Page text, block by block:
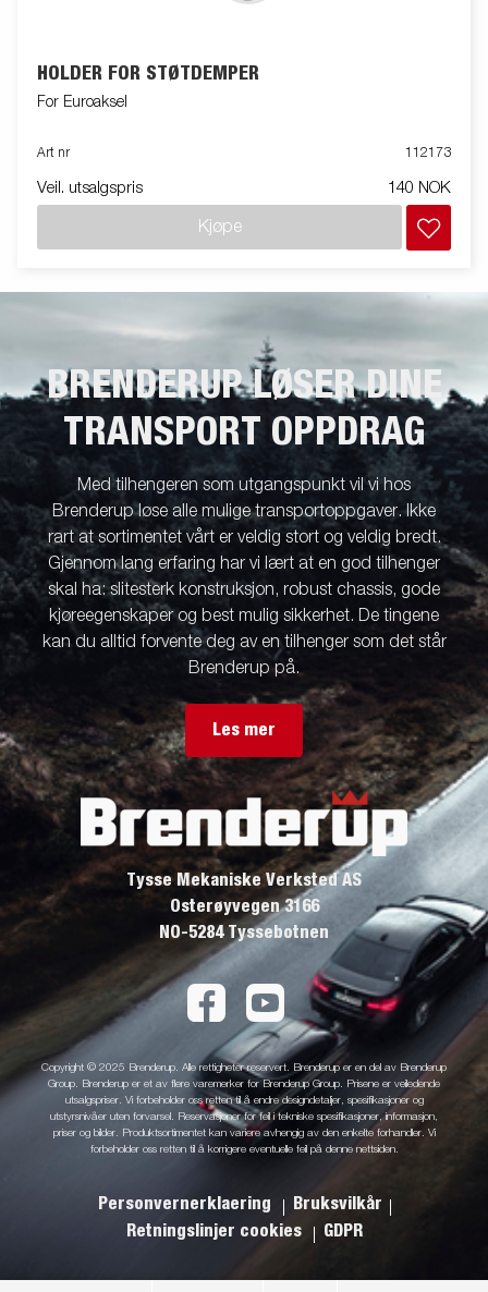
HOLDER FOR STØTDEMPER
For Euroaksel
Art nr 112173
Veil. utsalgspris 140 NOK
Kjøpe
BRENDERUP LØSER DINE
TRANSPORT OPPDRAG
Med tilhengeren som utgangspunkt vil vi hos
Brenderup løse alle mulige transportoppgaver. Ikke
rart at sortimentet vårt er veldig stort og veldig bredt.
Gjennom lang erfaring har vi lært at en god tilhenger
skal ha: slitesterk konstruksjon, robust chassis, gode
kjøreegenskaper og best mulig sikkerhet. De tingene
kan du alltid forvente deg av en tilhenger som det står
Brenderup på.
Les mer
Tysse Mekaniske Verksted AS
Osterøyvegen 3166
NO-5284 Tyssebotnen
Copyright © 2025 Brenderup. Alle rettigheter reservert. Brenderup er en del av Brenderup
Group. Brenderup er et av flere varemerker for Brenderup Group. Prisene er veiledende
utsalgspriser. Vi forbeholder oss retten til å endre designdetaljer, spesifikasjoner og
utstyrsnivåer uten forvarsel. Reservasjoner for feil i tekniske spesifikasjoner, informasjon,
priser og bilder. Produktsortimentet kan variere avhengig av den enkelte forhandler. Vi
forbeholder oss retten til å korrigere eventuelle feil på denne nettsiden.
Personvernerklaering
Bruksvilkår
Retningslinjer cookies
GDPR